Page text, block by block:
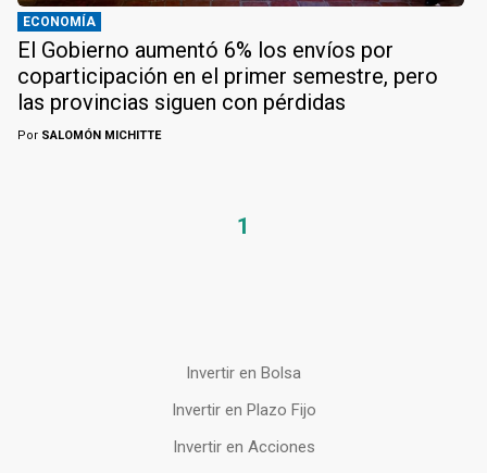
ECONOMÍA
El Gobierno aumentó 6% los envíos por
coparticipación en el primer semestre, pero
las provincias siguen con pérdidas
Por SALOMÓN MICHITTE
1
Invertir en Bolsa
Invertir en Plazo Fijo
Invertir en Acciones